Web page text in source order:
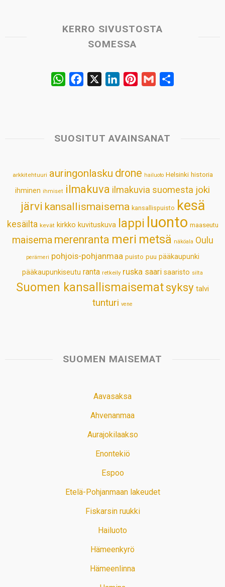
KERRO SIVUSTOSTA
SOMESSA
W
s
p
b
k
e
n
e
s
t
l
SUOSITUT AVAINSANAT
arkkitehtuuri auringonlasku drone hailuoto Helsinki historia
ihminen ihmiset ilmakuva ilmakuvia suomesta joki
järvi kansallismaisema kansallispuisto kesä
kesäilta kevät kirkko kuvituskuva lappi luonto maaseutu
maisema merenranta meri metsä näköala Oulu
perämeri pohjois-pohjanmaa puisto puu pääkaupunki
pääkaupunkiseutu ranta retkeily ruska saari saaristo silta
Suomen kansallismaisematsyksy talvi
tunturi vene
SUOMEN MAISEMAT
Aavasaksa
Ahvenanmaa
Aurajokilaakso
Enontekiö
Espoo
Etelä-Pohjanmaan lakeudet
Fiskarsin ruukki
Hailuoto
Hämeenkyrö
Hämeenlinna